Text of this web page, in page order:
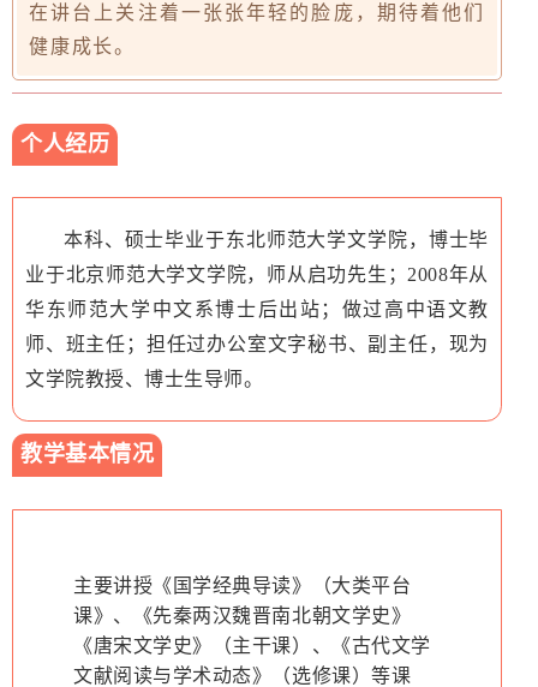
在讲台上关注着一张张年轻的脸庞，期待着他们
健康成长。
个人经历
本科、硕士毕业于东北师范大学文学院，博士毕
业于北京师范大学文学院，师从启功先生；2008年从
华东师范大学中文系博士后出站；做过高中语文教
师、班主任；担任过办公室文字秘书、副主任，现为
文学院教授、博士生导师。
教学基本情况
主要讲授《国学经典导读》（大类平台
课》、《先秦两汉魏晋南北朝文学史》
《唐宋文学史》（主干课）、《古代文学
文献阅读与学术动态》（选修课）等课